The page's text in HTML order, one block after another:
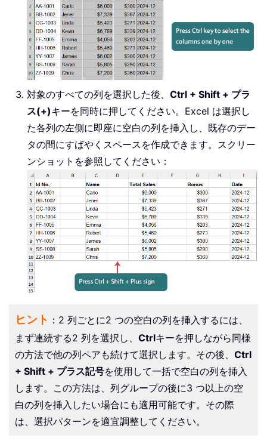
対象のすべての列を選択した後、 Ctrl + Shift + プラ
ス(+)キーを同時に押してください。Excel は選択し
た各列の左側に即座に空白の列を挿入し、既存のデー
タの間にすばやくスペースを作成できます。スクリー
ンショットを参照してください：
ヒント ：2 列ごとに2 つの空白の列を挿入するには、
まず連続する2 列を選択し、 Ctrlキーを押しながら同様
の方法で他の列ペアも続けて選択します。その後、 Ctrl
+ Shift + プラス記号を使用して一括で空白の列を挿入
します。この方法は、列グループの後に3 つ以上の空
白の列を挿入したい場合にも適用可能です。その際
は、選択パターンを適宜調整してください。